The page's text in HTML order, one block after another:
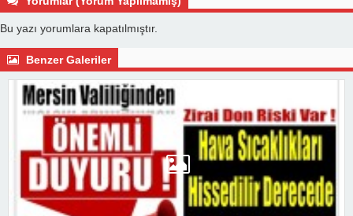
Bu yazı yorumlara kapatılmıştır.
Benzer Galeriler